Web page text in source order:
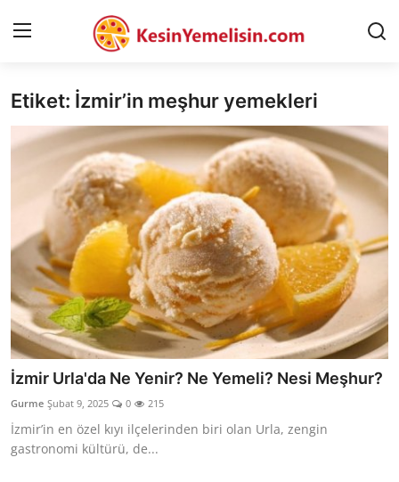
AnaSayfa
Gizlilik Sözleşmesi
Rüya Tabirleri
Diyet & Sağlıklı Beslenme
İletişim
Şehirler
Helal Gıda & Dini Hükümler
Gıda Güvenliği & Bilimi
Kalori & Diyet Rehberi
Etiket: İzmir’in meşhur yemekleri
İzmir Urla'da Ne Yenir? Ne Yemeli? Nesi Meşhur?
Gurme Şubat 9, 2025 0 215
İzmir’in en özel kıyı ilçelerinden biri olan Urla, zengin
gastronomi kültürü, de...